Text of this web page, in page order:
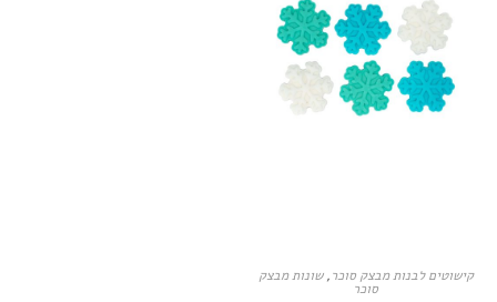
קישוטים לבנות מבצק סוכר,שונות מבצק
סוכר